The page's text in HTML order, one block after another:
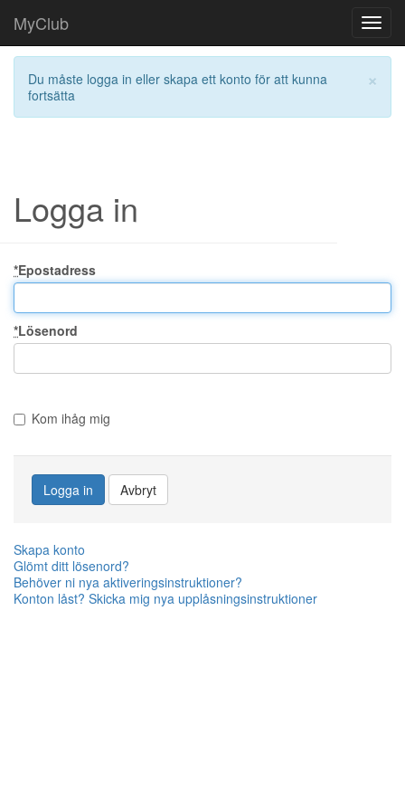
MyClub
×
Du måste logga in eller skapa ett konto för att kunna
fortsätta
Logga in
*Epostadress
*Lösenord
Kom ihåg mig
Logga in Avbryt
Skapa konto
Glömt ditt lösenord?
Behöver ni nya aktiveringsinstruktioner?
Konton låst? Skicka mig nya upplåsningsinstruktioner